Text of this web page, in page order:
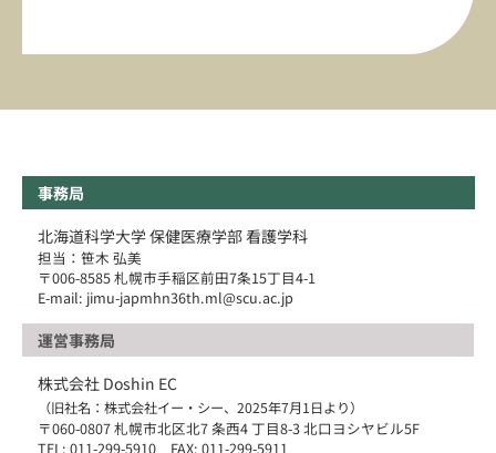
事務局
北海道科学大学 保健医療学部 看護学科
担当：笹木 弘美
〒006-8585 札幌市手稲区前田7条15丁目4-1
E-mail: jimu-japmhn36th.ml@scu.ac.jp
運営事務局
株式会社 Doshin EC
（旧社名：株式会社イー・シー、2025年7月1日より）
〒060-0807 札幌市北区北7 条西4 丁目8-3 北口ヨシヤビル5F
TEL: 011-299-5910 FAX: 011-299-5911